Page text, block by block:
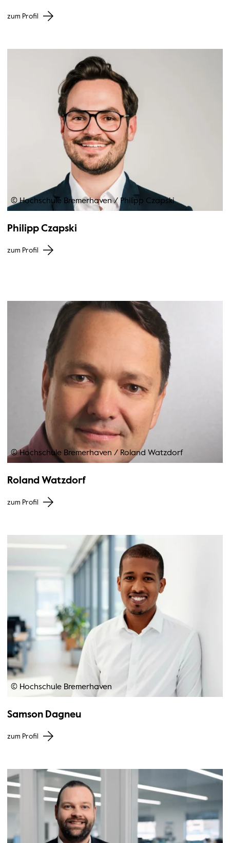
zum Profil
© Hochschule Bremerhaven/ Philipp Czapski
Philipp Czapski
zum Profil
© Hochschule Bremerhaven / Roland Watzdorf
Roland Watzdorf
zum Profil
© Hochschule Bremerhaven
Samson Dagneu
zum Profil